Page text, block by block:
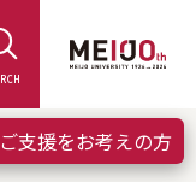
ご支援をお考えの方